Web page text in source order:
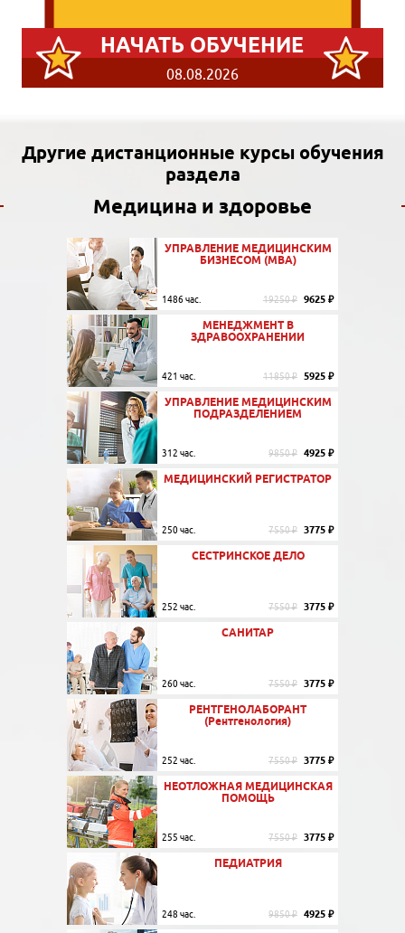
НАЧАТЬ ОБУЧЕНИЕ
08.08.2026
Другие дистанционные курсы обучения
раздела
Медицина и здоровье
УПРАВЛЕНИЕ МЕДИЦИНСКИМ
БИЗНЕСОМ (MBA)
1486 час. 19250 ₽ 9625 ₽
МЕНЕДЖМЕНТ В
ЗДРАВООХРАНЕНИИ
421 час. 11850 ₽ 5925 ₽
УПРАВЛЕНИЕ МЕДИЦИНСКИМ
ПОДРАЗДЕЛЕНИЕМ
312 час. 9850 ₽ 4925 ₽
МЕДИЦИНСКИЙ РЕГИСТРАТОР
250 час. 7550 ₽ 3775 ₽
СЕСТРИНСКОЕ ДЕЛО
252 час. 7550 ₽ 3775 ₽
САНИТАР
260 час. 7550 ₽ 3775 ₽
РЕНТГЕНОЛАБОРАНТ
(Рентгенология)
252 час. 7550 ₽ 3775 ₽
НЕОТЛОЖНАЯ МЕДИЦИНСКАЯ
ПОМОЩЬ
255 час. 7550 ₽ 3775 ₽
ПЕДИАТРИЯ
248 час. 9850 ₽ 4925 ₽